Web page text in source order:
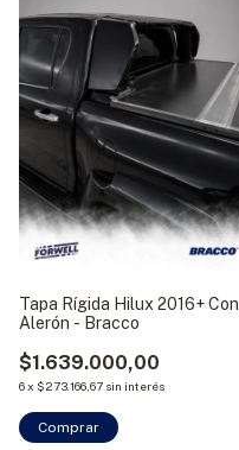
Tapa Rígida Hilux 2016+ Con
Alerón - Bracco
$1.639.000,00
6x $273.166,67 sin interés
Comprar